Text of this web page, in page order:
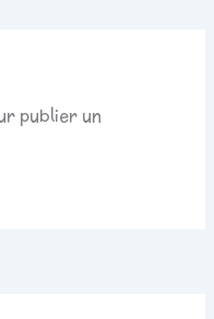
publier un